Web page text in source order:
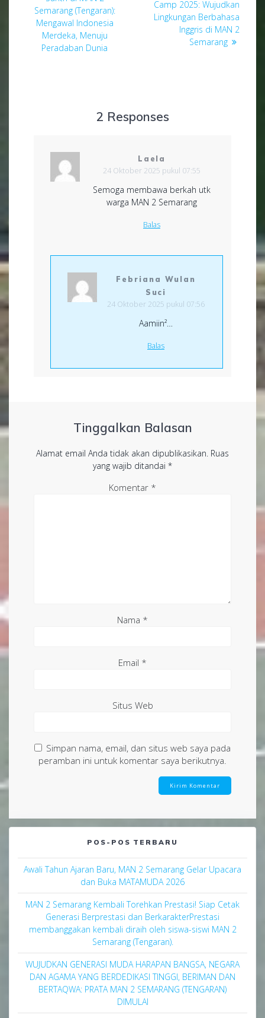
Semarang (Tengaran):
Mengawal Indonesia
Merdeka, Menuju
Peradaban Dunia
post:
Camp 2025: Wujudkan
Lingkungan Berbahasa
Inggris di MAN 2
Semarang
2 Responses
Laela
24 Oktober 2025 pukul 07:55
Semoga membawa berkah utk
warga MAN 2 Semarang
Balas
Febriana Wulan
Suci
24 Oktober 2025 pukul 07:56
Aamiin²…
Balas
Tinggalkan Balasan
Alamat email Anda tidak akan dipublikasikan. Ruas
yang wajib ditandai *
Komentar *
Nama *
Email *
Situs Web
Simpan nama, email, dan situs web saya pada
peramban ini untuk komentar saya berikutnya.
POS-POS TERBARU
Awali Tahun Ajaran Baru, MAN 2 Semarang Gelar Upacara
dan Buka MATAMUDA 2026
MAN 2 Semarang Kembali Torehkan Prestasi! Siap Cetak
Generasi Berprestasi dan BerkarakterPrestasi
membanggakan kembali diraih oleh siswa-siswi MAN 2
Semarang (Tengaran).
WUJUDKAN GENERASI MUDA HARAPAN BANGSA, NEGARA
DAN AGAMA YANG BERDEDIKASI TINGGI, BERIMAN DAN
BERTAQWA: PRATA MAN 2 SEMARANG (TENGARAN)
DIMULAI